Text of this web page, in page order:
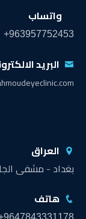
واتساب
+963957752453
البريد
العراق
بغداد - مشفى
هاتف